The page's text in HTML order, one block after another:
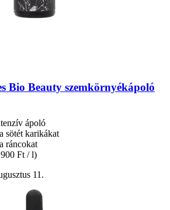
Bio Beauty szemkörnyékápoló
ápoló
sötét karikákat
ráncokat
Ft / l)
11.